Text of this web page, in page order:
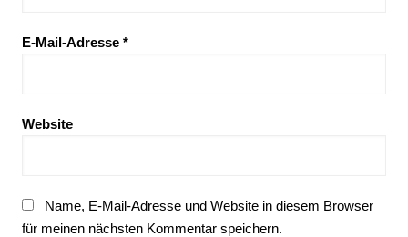
E-Mail-Adresse *
Website
Name, E-Mail-Adresse und Website in diesem Browser
für meinen nächsten Kommentar speichern.